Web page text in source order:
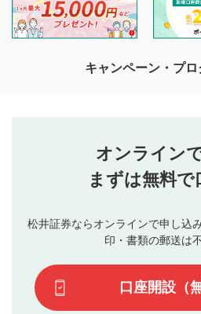
投稿するボタン
星で評価をすると投稿できます
3
動画の評価
です）
閲覧および投稿を行うものとして
他の利用者が動画を視聴される際
待ちしております。
なお、投稿をもって、本注意事項
行ってください。
当社は、利用者同士、もしくは
ブルによって生じた損害に対し
評価およびコメントは当社にて
ます。掲載されるまでに日数が
てはお答えできません。各動画
て結果のご連絡といたします。
下記の項目に該当すると判断さ
キャンペーン・プ
オンラインで
まずは無料で
松井証券ならオンラインで申し込
印・書類の郵送は
口座開設（